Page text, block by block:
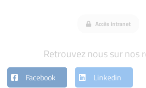
Accès intranet
Retrouvez nous sur nos
Facebook Linkedin